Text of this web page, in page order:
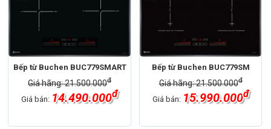
Bếp từ Buchen BUC779SMART
Giá hãng: 21.500.000đ
Giá bán: 14.490.000đ
Bếp từ Buchen BUC779SM
Giá hãng: 21.500.000đ
Giá bán: 15.990.000đ